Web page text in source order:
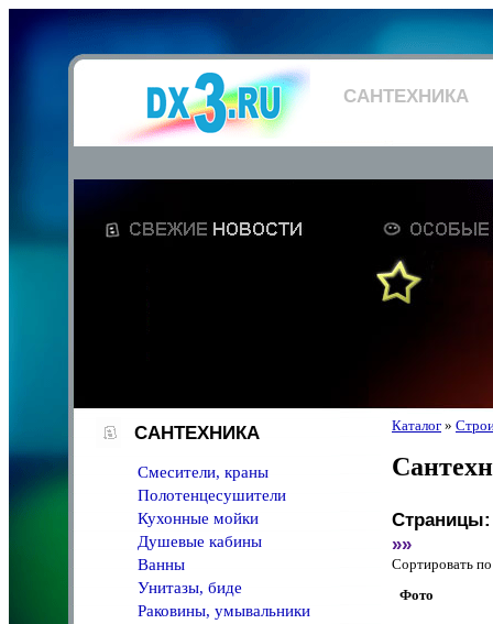
САНТЕХНИКА
САНТЕХНИКА
Смесители, краны
Полотенцeсушители
Кухонные мойки
Душевые кабины
Ванны
Унитазы, биде
Раковины, умывальники
Каталог »
Страницы:
»»
Сортировать
Фото